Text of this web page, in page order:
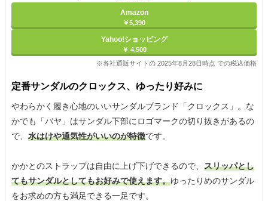
Amazon
￥5,390
Yahoo!ショッピング
￥ 4,500
※各社通販サイトの 2025年8月28日時点 での税込価格
定番サンダルのクロックス、ゆったり好みに
やわらかく履き心地のいいサンダルブランド「クロックス」。な
かでも「バヤ」はサンダル下部にロゴマークの切り抜きがあるの
で、 水はけや通気性がいいのが特徴です。
かかとのストラップは自由に上げ下げできるので、 スリッパとし
てもサンダルとしてもお好みで使えます。ゆったりめのサンダル
をお求めの方も満足できる一足です。